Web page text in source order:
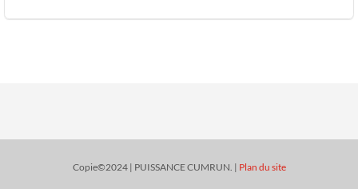
Copie©2024 | PUISSANCE CUMRUN. | Plan du site